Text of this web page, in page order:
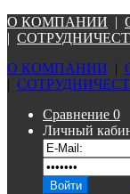
О КОМПАНИИ |
|
О КОМПАНИИ |
|
Сравнение 0
Личный